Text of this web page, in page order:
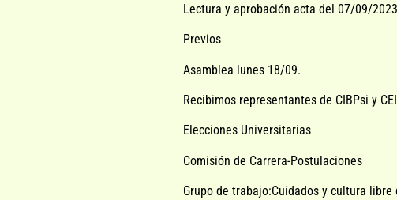
Lectura y aprobación acta del 07/09/2023
Previos
Asamblea lunes 18/09.
Recibimos representantes de CIBPsi y
Elecciones Universitarias
Comisión de Carrera-Postulaciones
Grupo de trabajo:Cuidados y cultura